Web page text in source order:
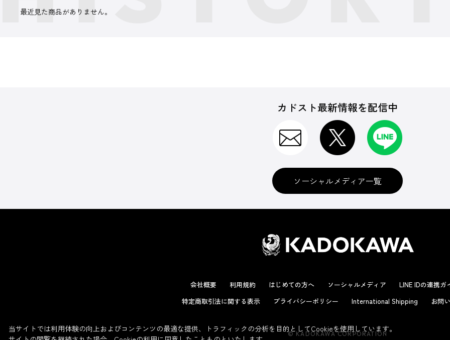
最近見た商品がありません。
カドスト最新情報を配信中
ソーシャルメディア一覧
会社概要 利用規約 はじめての方へ ソーシャルメディア
LINE IDの連携ガ
特定商取引法に関する表示
プライバシーポリシー International Shipping お問
© KADOKAWA CORPORATION
当サイトでは利用体験の向上およびコンテンツの最適な提供、トラフィックの分析を目的としてCookieを使用しています。